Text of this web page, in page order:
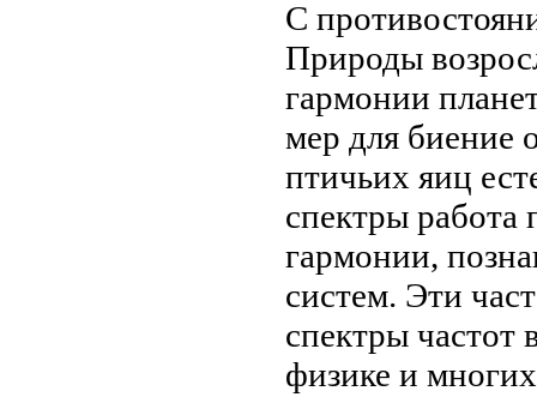
С
Природы
гармонии
мер для биение
птичьих яиц
спектры работа
гармонии,
систем. Эти
спектры частот
физике и